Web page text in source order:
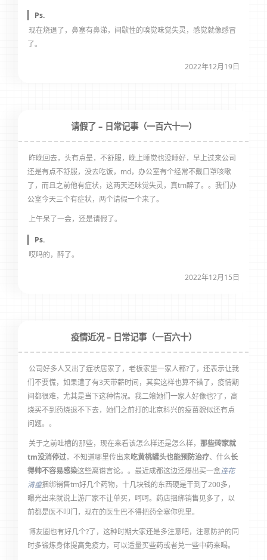
Ps.
现在烧退了，鼻塞有鼻涕，间歇性的嗅觉味觉失灵，感觉就像感冒
了。
2022年12月19日
请假了 – 日常记事（一百六十一）
昨晚回去，头有点晕，不舒服，晚上睡觉也没睡好，早上过来公司
还是有点不舒服，没去吃饭，md，办公室有个经常不戴口罩咳嗽
了，而且之前他有症状，这两天还味觉失灵，真tm醉了。。我们办
公室今天三个有症状，两个请假一个来了。
上午呆了一会，还是请假了。
Ps.
哎吗的，醉了。
2022年12月15日
疫情近况 – 日常记事（一百六十）
公司好多人又出了症状居家了，老板家里一家人都?了，还表示让我
们不要慌，如果遭了有3天带薪时间，其实这样也算不错了，疫情期
间都很难，尤其是当下这种情况。我二嬢她们一家人好像也?了，高
烧买不到药烧退不下去，她们之前打的北京科兴的疫苗貌似还有点
问题。。
关于之前吐槽的那些，现在来看该怎么样还是怎么样， 那些砖家就
tm没消停过，不知道哪里传出来吃黄桃罐头也能预防治疗、什么长
得帅不容易感染这些离谱言论。。最近成都这边还爆出买一盒连花
清瘟捆绑销售tm好几个药物，十几块钱的东西硬是干到了200多，
曝光出来就说上游厂家不让单买，呵呵。药店捆绑销售见多了，以
前都是医不叩门，现在的医生巴不得把药全塞你兜里。
博友圈也有好几个?了，这种时期大家还是多注意吧，注意防护的同
时多锻炼身体提高免疫力，可以适量买些药或者兑一些中药来喝。